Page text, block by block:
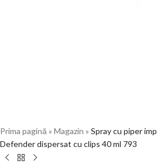
Prima pagină » Magazin » Spray cu piper
Defender dispersat cu clips 40 ml 793